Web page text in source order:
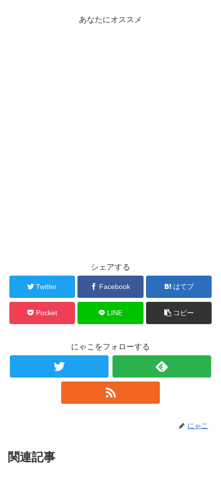
あなたにオススメ
シェアする
Twitter Facebook はてブ
Pocket LINE コピー
にゃこをフォローする
にゃこ
関連記事